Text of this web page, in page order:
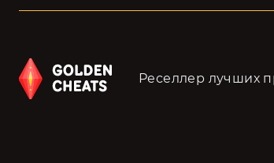
Реселлер лучших